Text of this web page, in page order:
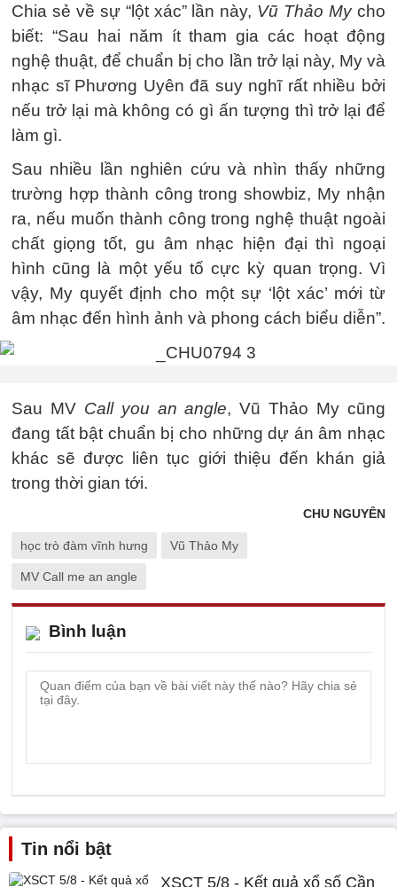
Chia sẻ về sự “lột xác” lần này, Vũ Thảo Mycho
biết: “Sau hai năm ít tham gia các hoạt động
nghệ thuật, để chuẩn bị cho lần trở lại này, My và
nhạc sĩ Phương Uyên đã suy nghĩ rất nhiều bởi
nếu trở lại mà không có gì ấn tượng thì trở lại để
làm gì.
Sau nhiều lần nghiên cứu và nhìn thấy những
trường hợp thành công trong showbiz, My nhận
ra, nếu muốn thành công trong nghệ thuật ngoài
chất giọng tốt, gu âm nhạc hiện đại thì ngoại
hình cũng là một yếu tố cực kỳ quan trọng. Vì
vậy, My quyết định cho một sự ‘lột xác’ mới từ
âm nhạc đến hình ảnh và phong cách biểu diễn”.
Sau MV Call you an angle, Vũ Thảo My cũng
đang tất bật chuẩn bị cho những dự án âm nhạc
khác sẽ được liên tục giới thiệu đến khán giả
trong thời gian tới.
CHU NGUYÊN
học trò đàm vĩnh hưng Vũ Thảo My
MV Call me an angle
Bình luận
Tin nổi bật
XSCT 5/8 - Kết quả xổ số Cần